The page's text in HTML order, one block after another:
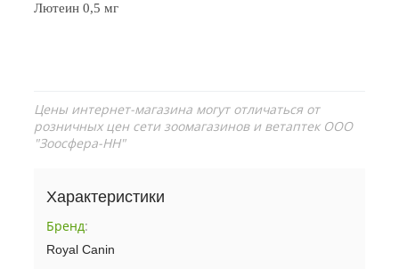
Лютеин 0,5 мг
Цены интернет-магазина могут отличаться от
розничных цен сети зоомагазинов и ветаптек ООО
"Зоосфера-НН"
Характеристики
Бренд:
Royal Canin